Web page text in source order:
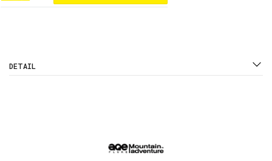
DETAIL